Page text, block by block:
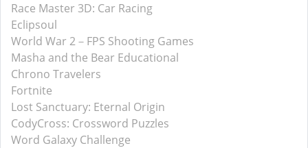
Race Master 3D: Car Racing
Eclipsoul
World War 2－FPS Shooting Games
Masha and the Bear Educational
Chrono Travelers
Fortnite
Lost Sanctuary: Eternal Origin
CodyCross: Crossword Puzzles
Word Galaxy Challenge